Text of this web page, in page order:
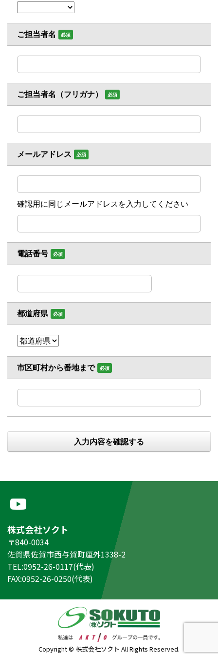
ご担当者名 必須
ご担当者名（フリガナ） 必須
メールアドレス 必須
確認用に同じメールアドレスを入力してください
電話番号 必須
都道府県 必須
市区町村から番地まで 必須
株式会社ソクト
〒840-0034
佐賀県佐賀市西与賀町厘外1338-2
TEL:0952-26-0117(代表)
FAX:0952-26-0250(代表)
Copyright © 株式会社ソクト All Rights Reserved.